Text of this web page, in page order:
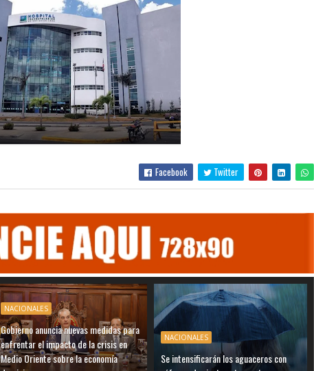
Facebook Twitter
NACIONALES
Gobierno anuncia nuevas medidas para
enfrentar el impacto de la crisis en
Medio Oriente sobre la economía
NACIONALES
Se intensificarán los aguaceros con